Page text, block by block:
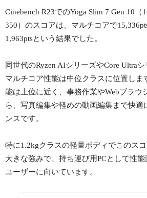
Cinebench R23でのYoga Slim 7 Gen 10（
350）のスコアは、マルチコアで
1,963ptsという結果でした。
同世代のRyzen AIシリーズやCore Ultraシ
マルチコア性能は中位クラスに位置しま
能は上位に近く、事務作業やWebブラウ
ら、写真編集や軽めの動画編集まで快適
ンスです。
特に1.2kgクラスの軽量ボディでこのス
大きな強みで、持ち運び用PCとして性
ユーザーに向いています。